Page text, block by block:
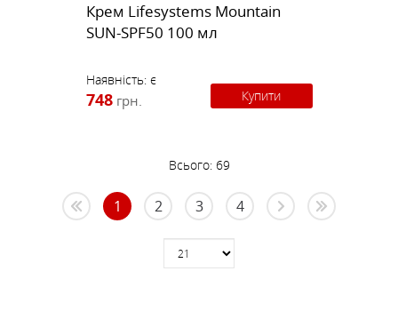
Крем Lifesystems Mountain
SUN-SPF50 100 мл
Наявність: є
748 грн. Купити
Всього: 69
1 2 3 4